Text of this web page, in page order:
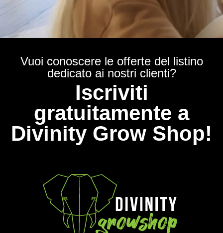
Vuoi conoscere le offerte del listino
dedicato ai nostri clienti?
Iscriviti
gratuitamente a
Divinity Grow Shop!